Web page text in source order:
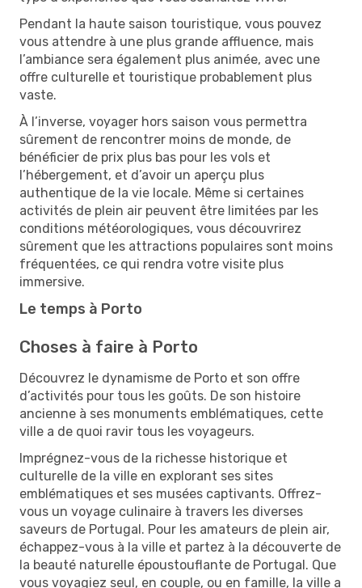
Pendant la haute saison touristique, vous pouvez
vous attendre à une plus grande affluence, mais
l’ambiance sera également plus animée, avec une
offre culturelle et touristique probablement plus
vaste.
À l’inverse, voyager hors saison vous permettra
sûrement de rencontrer moins de monde, de
bénéficier de prix plus bas pour les vols et
l’hébergement, et d’avoir un aperçu plus
authentique de la vie locale. Même si certaines
activités de plein air peuvent être limitées par les
conditions météorologiques, vous découvrirez
sûrement que les attractions populaires sont moins
fréquentées, ce qui rendra votre visite plus
immersive.
Le temps à Porto
Choses à faire à Porto
Découvrez le dynamisme de Porto et son offre
d’activités pour tous les goûts. De son histoire
ancienne à ses monuments emblématiques, cette
ville a de quoi ravir tous les voyageurs.
Imprégnez-vous de la richesse historique et
culturelle de la ville en explorant ses sites
emblématiques et ses musées captivants. Offrez-
vous un voyage culinaire à travers les diverses
saveurs de Portugal. Pour les amateurs de plein air,
échappez-vous à la ville et partez à la découverte de
la beauté naturelle époustouflante de Portugal. Que
vous voyagiez seul, en couple, ou en famille, la ville a